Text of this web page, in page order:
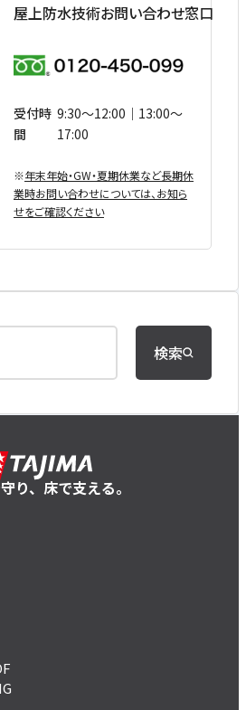
屋上防水技術お問い合わせ窓口
受付時
間
9:30〜12:00｜13:00〜
17:00
※年末年始・GW・夏期休業など⻑期休
業時お問い合わせについては、お知ら
せをご確認ください
検索
り、床で支える。